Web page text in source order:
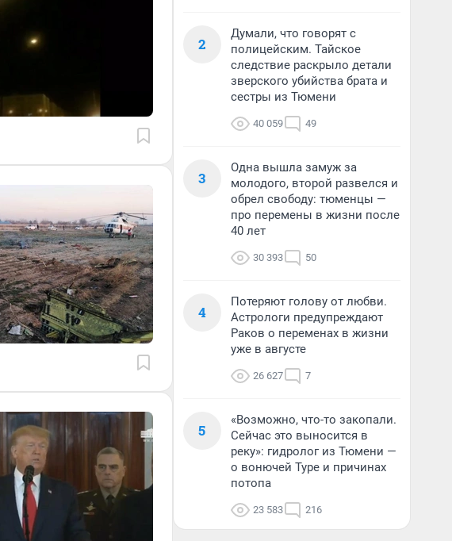
2
Думали, что говорят с
полицейским. Тайское
следствие раскрыло детали
зверского убийства брата и
сестры из Тюмени
40 059 49
3
Одна вышла замуж за
молодого, второй развелся и
обрел свободу: тюменцы —
про перемены в жизни после
40 лет
30 393 50
4
Потеряют голову от любви.
Астрологи предупреждают
Раков о переменах в жизни
уже в августе
26 627 7
5
«Возможно, что-то закопали.
Сейчас это выносится в
реку»: гидролог из Тюмени —
о вонючей Туре и причинах
потопа
23 583 216